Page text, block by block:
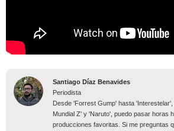
Santiago Díaz Benavides
Periodista
Desde 'Forrest Gump' hasta
Mundial Z' y 'Naruto', puedo pasar horas
producciones favoritas. Si me preguntas